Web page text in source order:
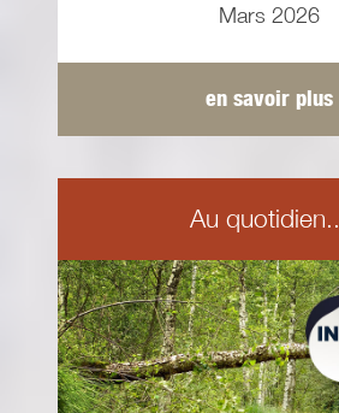
Mars 2026
en savoir plus
Au